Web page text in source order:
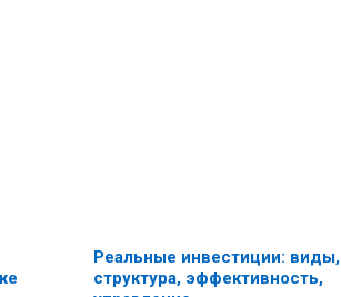
Реальные инвестиции: виды,
структура, эффективность,